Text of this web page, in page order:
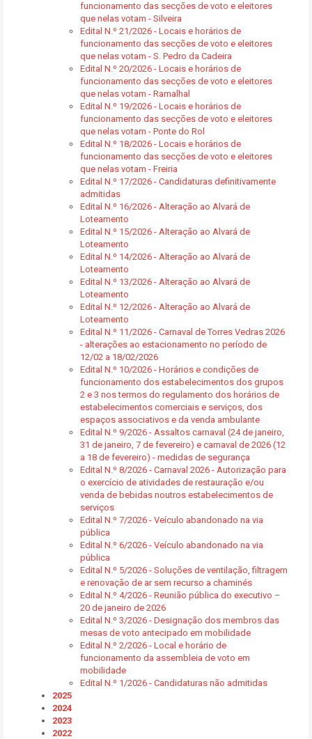
funcionamento das secções de voto e eleitores
que nelas votam - Silveira
Edital N.º 21/2026 - Locais e horários de
funcionamento das secções de voto e eleitores
que nelas votam - S. Pedro da Cadeira
Edital N.º 20/2026 - Locais e horários de
funcionamento das secções de voto e eleitores
que nelas votam - Ramalhal
Edital N.º 19/2026 - Locais e horários de
funcionamento das secções de voto e eleitores
que nelas votam - Ponte do Rol
Edital N.º 18/2026 - Locais e horários de
funcionamento das secções de voto e eleitores
que nelas votam - Freiria
Edital N.º 17/2026 - Candidaturas definitivamente
admitidas
Edital N.º 16/2026 - Alteração ao Alvará de
Loteamento
Edital N.º 15/2026 - Alteração ao Alvará de
Loteamento
Edital N.º 14/2026 - Alteração ao Alvará de
Loteamento
Edital N.º 13/2026 - Alteração ao Alvará de
Loteamento
Edital N.º 12/2026 - Alteração ao Alvará de
Loteamento
Edital N.º 11/2026 - Carnaval de Torres Vedras 2026
- alterações ao estacionamento no período de
12/02 a 18/02/2026
Edital N.º 10/2026 - Horários e condições de
funcionamento dos estabelecimentos dos grupos
2 e 3 nos termos do regulamento dos horários de
estabelecimentos comerciais e serviços, dos
espaços associativos e da venda ambulante
Edital N.º 9/2026 - Assaltos carnaval (24 de janeiro,
31 de janeiro, 7 de fevereiro) e carnaval de 2026 (12
a 18 de fevereiro) - medidas de segurança
Edital N.º 8/2026 - Carnaval 2026 - Autorização para
o exercício de atividades de restauração e/ou
venda de bebidas noutros estabelecimentos de
serviços
Edital N.º 7/2026 - Veículo abandonado na via
pública
Edital N.º 6/2026 - Veículo abandonado na via
pública
Edital N.º 5/2026 - Soluções de ventilação, filtragem
e renovação de ar sem recurso a chaminés
Edital N.º 4/2026 - Reunião pública do executivo –
20 de janeiro de 2026
Edital N.º 3/2026 - Designação dos membros das
mesas de voto antecipado em mobilidade
Edital N.º 2/2026 - Local e horário de
funcionamento da assembleia de voto em
mobilidade
Edital N.º 1/2026 - Candidaturas não admitidas
2025
2024
2023
2022